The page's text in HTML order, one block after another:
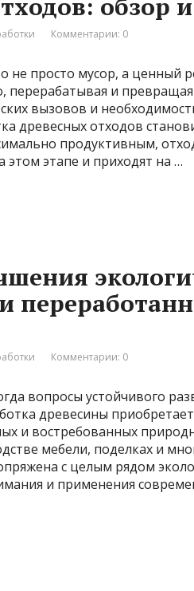
обзор
Комментарии: 0
не просто мусор, а ценный
перерабатывая и
вызовов и
древесных отходов
продуктивным,
этапе и приходят на …
Комментарии: 0
вопросы устойчивого
древесины
и востребованных
мебели, поделках и
с целым рядом
и применения